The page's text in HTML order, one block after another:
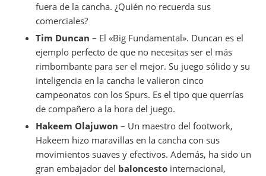
fuera de la cancha. ¿Quién no recuerda sus
comerciales?
Tim Duncan – El «Big Fundamental». Duncan es el
ejemplo perfecto de que no necesitas ser el más
rimbombante para ser el mejor. Su juego sólido y su
inteligencia en la cancha le valieron cinco
campeonatos con los Spurs. Es el tipo que querrías
de compañero a la hora del juego.
Hakeem Olajuwon – Un maestro del footwork,
Hakeem hizo maravillas en la cancha con sus
movimientos suaves y efectivos. Además, ha sido un
gran embajador del baloncesto internacional,